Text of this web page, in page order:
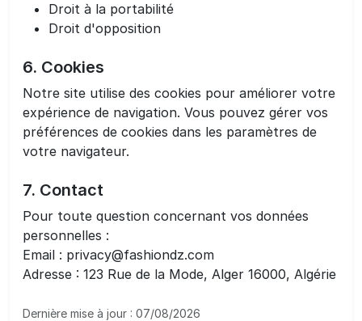
Droit à la portabilité
Droit d'opposition
6. Cookies
Notre site utilise des cookies pour améliorer votre
expérience de navigation. Vous pouvez gérer vos
préférences de cookies dans les paramètres de
votre navigateur.
7. Contact
Pour toute question concernant vos données
personnelles :
Email : privacy@fashiondz.com
Adresse : 123 Rue de la Mode, Alger 16000, Algérie
Dernière mise à jour : 07/08/2026